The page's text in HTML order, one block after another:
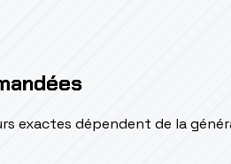
exactes dépendent de la